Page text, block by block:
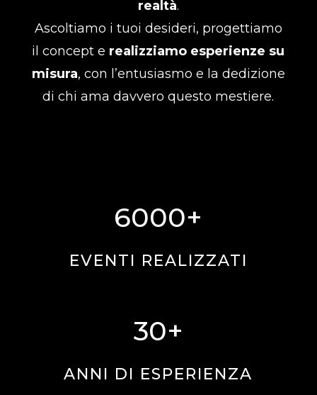
realtà.
Ascoltiamo i tuoi desideri, progettiamo
il concept e realizziamo esperienze su
misura, con l’entusiasmo e la dedizione
di chi ama davvero questo mestiere.
6000+
EVENTI REALIZZATI
30+
ANNI DI ESPERIENZA